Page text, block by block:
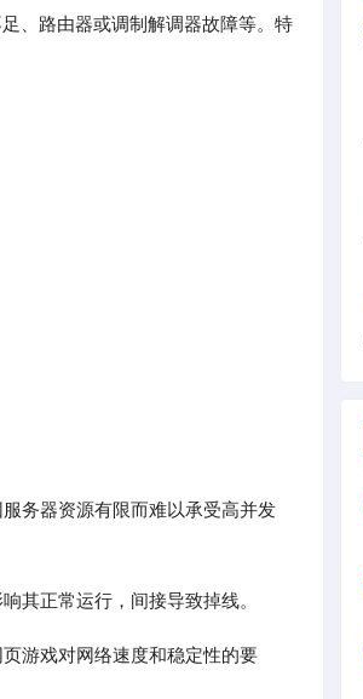
、路由器或调制解调器故障等。特
务器资源有限而难以承受高并发
其正常运行，间接导致掉线。
游戏对网络速度和稳定性的要